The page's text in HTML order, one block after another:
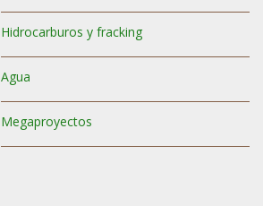
Hidrocarburos y fracking
Agua
Megaproyectos